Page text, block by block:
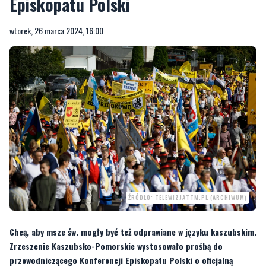
ŹRÓDŁO: TELEWIZJATTM.PL (ARCHIWUM)
Chcą, aby msze św. mogły być też odprawiane w języku kaszubskim.
Zrzeszenie Kaszubsko-Pomorskie wystosowało prośbą do
zgodę na posługiwanie się tym językiem w celebracjach
liturgicznych.
ZK-P w swoim piśmie do metropolity gdańskiego i przewodniczącego